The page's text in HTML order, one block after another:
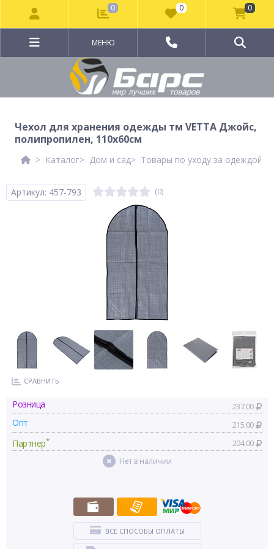
МЕНЮ
Чехол для хранения одежды тм VETTA Джойс,
полипропилен, 110x60см
Каталог Дом и сад Товары по уходу за одеждой и
Артикул: 457-793 (0)
СРАВНИТЬ
Розница 237.00
Опт 215.00
Партнер* 204.00
Нет в наличии
ВСЕ СПОСОБЫ ОПЛАТЫ
0 0 0